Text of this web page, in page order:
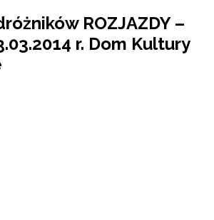
ROZJAZDY –
r. Dom Kultury